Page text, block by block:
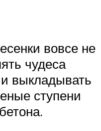
вовсе не
чудеса
выкладывать
ступени